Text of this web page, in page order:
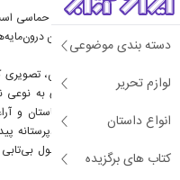
دسته بندی موضوعی
لوازم تحریر
انواع داستان
کتاب های برگزیده
چیره‌دستی اخوان در شعر حماسی
می‌گیرد و جنبه‌هایی از این
به گفته برخی از منتقدین،
است که او از نظر شعری به نوعی
آمیزه‌ای از تاریخ ایران باستان و
ایران‌دوستی او جنبه نژادپرستانه
تعریف می‌کند: شعر محصول بی‌تابی
قرار می‌گیرد.